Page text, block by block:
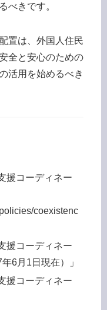
べきです。
置は、外国人住民
全と安心のための
活用を始めるべき
援コーディネー
coexistenc
援コーディネー
6月1日現在）」
援コーディネー